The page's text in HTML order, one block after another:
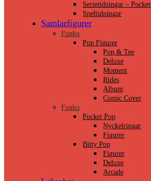
Serietidningar – Pocket
Speltidningar
Samlarfigurer
Funko
Pop Figurer
Pop & Tee
Deluxe
Moment
Rides
Album
Comic Cover
Funko
Pocket Pop
Nyckelringar
Figurer
Bitty Pop
Figurer
Deluxe
Arcade